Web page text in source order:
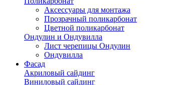
Аксессуары для монтажа
Прозрачный поликарбонат
Цветной поликарбонат
Ондулин и Ондувилла
Лист черепицы Ондулин
Ондувилла
Фасад
Акриловый сайдинг
Виниловый сайдинг